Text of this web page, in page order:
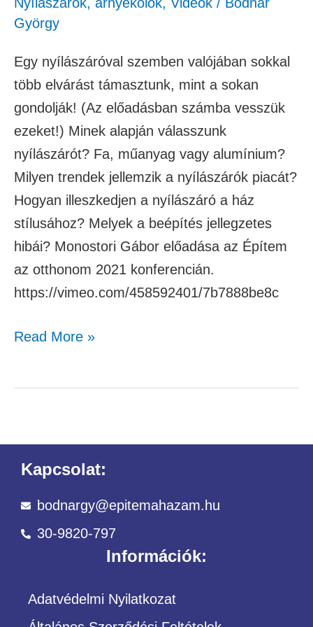
Nyílászárók, árnyékolók, Videók / Bodnár
György
Egy nyílászáróval szemben valójában sokkal
több elvárást támasztunk, mint a sokan
gondolják! (Az előadásban számba vesszük
ezeket!) Minek alapján válasszunk
nyílászárót? Fa, műanyag vagy alumínium?
Milyen trendek jellemzik a nyílászárók piacát?
Hogyan illeszkedjen a nyílászáró a ház
stílusához? Melyek a beépítés jellegzetes
hibái? Monostori Gábor előadása az Építem
az otthonom 2021 konferencián.
https://vimeo.com/458592401/7b7888be8c
Read More »
Kapcsolat:
bodnargy@epitemahazam.hu
30-9820-797
Információk:
Adatvédelmi Nyilatkozat